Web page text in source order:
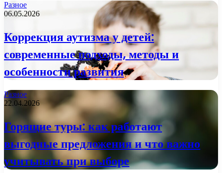
Разное
06.05.2026
Коррекция аутизма у детей:
современные подходы, методы и
особенности развития
Разное
22.04.2026
Горящие туры: как работают
выгодные предложения и что важно
учитывать при выборе